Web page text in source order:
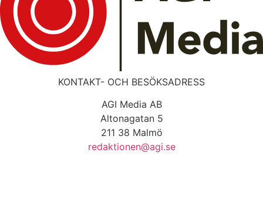
KONTAKT- OCH BESÖKSADRESS
AGI Media AB
Altonagatan 5
211 38 Malmö
redaktionen@agi.se